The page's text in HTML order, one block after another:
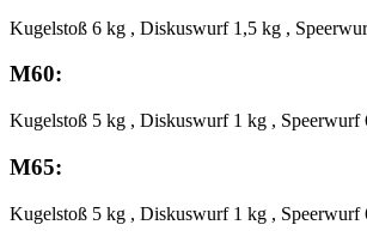
Kugelstoß 6 kg , Diskuswurf 1,5 kg ,
M60:
Kugelstoß 5 kg , Diskuswurf 1 kg , Speerwurf
M65:
Kugelstoß 5 kg , Diskuswurf 1 kg , Speerwurf